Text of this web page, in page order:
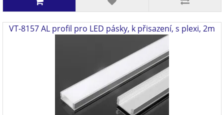
VT-8157 AL profil pro LED pásky, k přisazení, s plexi, 2m